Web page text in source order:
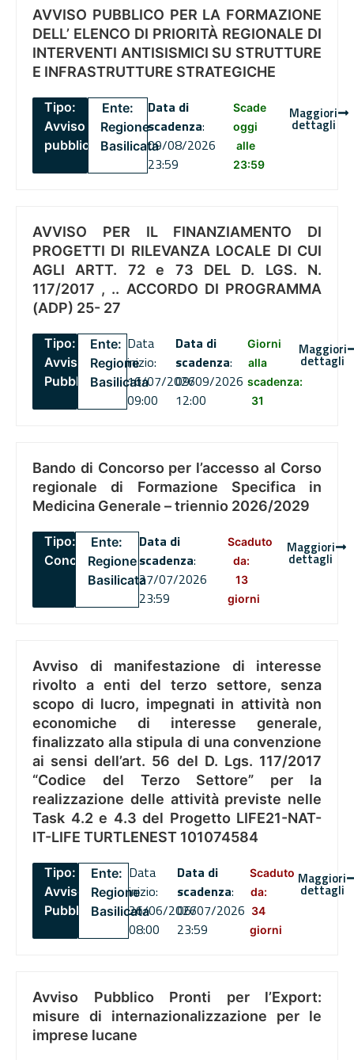
AVVISO PUBBLICO PER LA FORMAZIONE
DELL’ ELENCO DI PRIORITÀ REGIONALE DI
INTERVENTI ANTISISMICI SU STRUTTURE
E INFRASTRUTTURE STRATEGICHE
Tipo:
Avviso
pubblico
Ente:
Regione
Basilicata
Data di
scadenza:
09/08/2026
23:59
Scade
oggi
alle
23:59
Maggiori
dettagli
AVVISO PER IL FINANZIAMENTO DI
PROGETTI DI RILEVANZA LOCALE DI CUI
AGLI ARTT. 72 e 73 DEL D. LGS. N.
117/2017 , .. ACCORDO DI PROGRAMMA
(ADP) 25- 27
Tipo:
Avviso
Pubblico
Ente:
Regione
Basilicata
Data
inizio:
16/07/2026
09:00
Data di
scadenza:
09/09/2026
12:00
Giorni
alla
scadenza:
31
Maggiori
dettagli
Bando di Concorso per l’accesso al Corso
regionale di Formazione Specifica in
Medicina Generale – triennio 2026/2029
Tipo:
Concorsi
Ente:
Regione
Basilicata
Data di
scadenza:
27/07/2026
23:59
Scaduto
da:
13
giorni
Maggiori
dettagli
Avviso di manifestazione di interesse
rivolto a enti del terzo settore, senza
scopo di lucro, impegnati in attività non
economiche di interesse generale,
finalizzato alla stipula di una convenzione
ai sensi dell’art. 56 del D. Lgs. 117/2017
“Codice del Terzo Settore” per la
realizzazione delle attività previste nelle
Task 4.2 e 4.3 del Progetto LIFE21-NAT-
IT-LIFE TURTLENEST 101074584
Tipo:
Avviso
Pubblico
Ente:
Regione
Basilicata
Data
inizio:
26/06/2026
08:00
Data di
scadenza:
06/07/2026
23:59
Scaduto
da:
34
giorni
Maggiori
dettagli
Avviso Pubblico Pronti per l’Export:
misure di internazionalizzazione per le
imprese lucane